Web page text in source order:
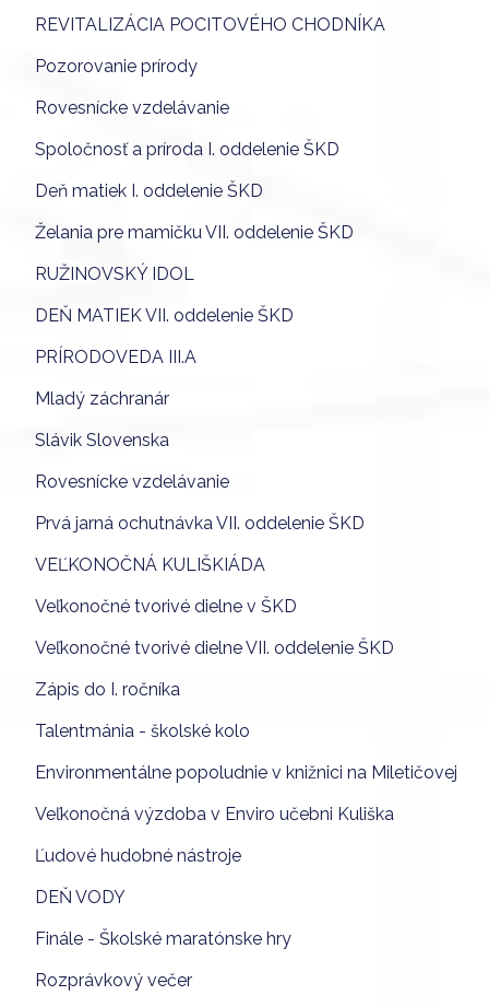
REVITALIZÁCIA POCITOVÉHO CHODNÍKA
Pozorovanie prírody
Rovesnícke vzdelávanie
Spoločnosť a príroda I. oddelenie ŠKD
Deň matiek I. oddelenie ŠKD
Želania pre mamičku VII. oddelenie ŠKD
RUŽINOVSKÝ IDOL
DEŇ MATIEK VII. oddelenie ŠKD
PRÍRODOVEDA III.A
Mladý záchranár
Slávik Slovenska
Rovesnícke vzdelávanie
Prvá jarná ochutnávka VII. oddelenie ŠKD
VEĽKONOČNÁ KULIŠKIÁDA
Veľkonočné tvorivé dielne v ŠKD
Veľkonočné tvorivé dielne VII. oddelenie ŠKD
Zápis do I. ročníka
Talentmánia - školské kolo
Environmentálne popoludnie v knižnici na Miletičovej
Veľkonočná výzdoba v Enviro učebni Kuliška
Ľudové hudobné nástroje
DEŇ VODY
Finále - Školské maratónske hry
Rozprávkový večer